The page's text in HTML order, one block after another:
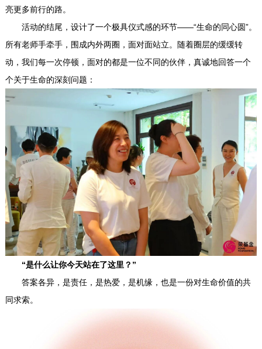
亮更多前行的路。
活动的结尾，设计了一个极具仪式感的环节——“生命的同心圆”。
所有老师手牵手，围成内外两圈，面对面站立。随着圈层的缓缓转
动，我们每一次停顿，面对的都是一位不同的伙伴，真诚地回答一个
个关于生命的深刻问题：
“是什么让你今天站在了这里？”
答案各异，是责任，是热爱，是机缘，也是一份对生命价值的共
同求索。